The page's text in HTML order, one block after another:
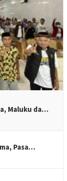
Maluku da…
Pasa…